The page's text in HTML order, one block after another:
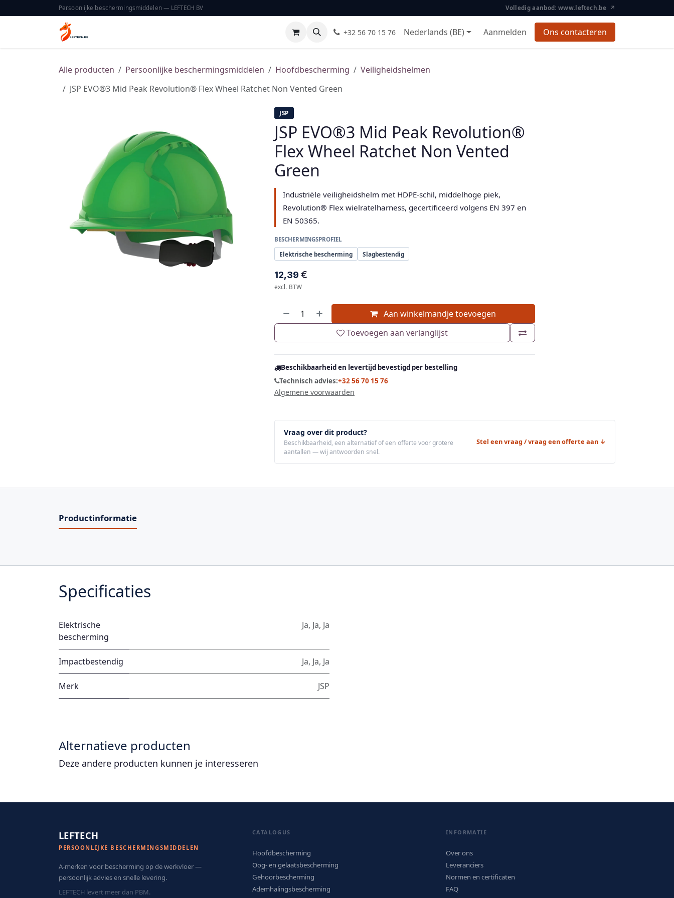
Overslaan naar inhoudPersoonlijke beschermingsmiddelen — LEFTECH BV Volledig aanbod: www.leftech.be ↗
Normen & certificaten FAQ Contact
+32 56 70 15 76 Nederlands (BE) Aanmelden Ons contacteren
Alle producten Persoonlijke beschermingsmiddelen Hoofdbescherming
Veiligheidshelmen
JSP EVO®3 Mid Peak Revolution® Flex Wheel Ratchet Non Vented Green
JSP
JSP EVO®3 Mid Peak Revolution®
Flex Wheel Ratchet Non Vented
Green
Industriële veiligheidshelm met HDPE-schil, middelhoge piek,
Revolution® Flex wielratelharness, gecertificeerd volgens EN 397 en
EN 50365.
BESCHERMINGSPROFIEL
Elektrische bescherming Slagbestendig
12,39 €
excl. BTW
Aan winkelmandje toevoegen
Toevoegen aan verlanglijst
Beschikbaarheid en levertijd bevestigd per bestelling
Technisch advies:+32 56 70 15 76
Algemene voorwaarden
Vraag over dit product?
Beschikbaarheid, een alternatief of een offerte voor grotere
aantallen — wij antwoorden snel.
Stel een vraag / vraag een offerte aan ↓
Productinformatie
Specificaties
Elektrische
bescherming
Ja, Ja, Ja
Impactbestendig Ja, Ja, Ja
Merk JSP
Alternatieve producten
Deze andere producten kunnen je interesseren
LEFTECH
PERSOONLIJKE BESCHERMINGSMIDDELEN
A-merken voor bescherming op de werkvloer —
persoonlijk advies en snelle levering.
LEFTECH levert meer dan PBM.
CATALOGUS
Hoofdbescherming
Oog- en gelaatsbescherming
Gehoorbescherming
Ademhalingsbescherming
INFORMATIE
Over ons
Leveranciers
Normen en certificaten
FAQ